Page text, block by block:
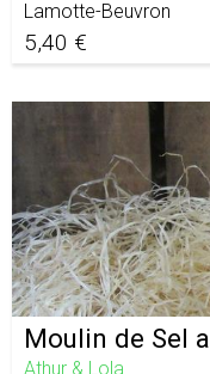
Lamotte-Beuvron
5,40 €
Moulin de Sel
Athur & Lola